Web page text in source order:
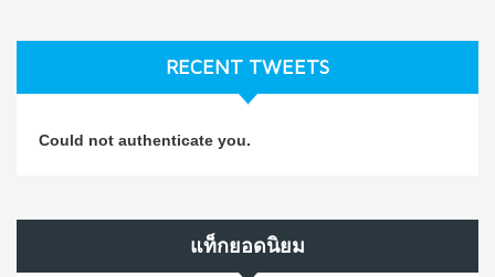
RECENT TWEETS
Could not authenticate you.
แท็กยอดนิยม